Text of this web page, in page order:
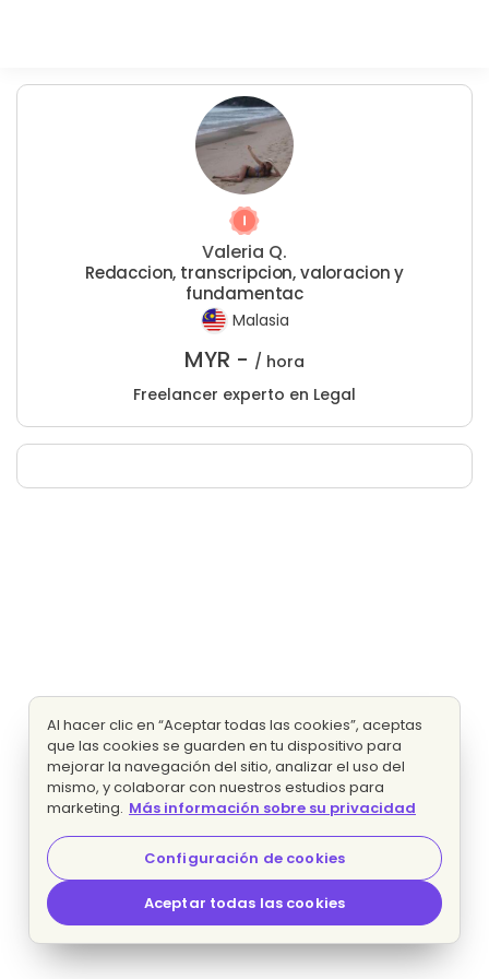
Valeria Q.
Redaccion, transcripcion, valoracion y
fundamentac
Malasia
MYR - / hora
Freelancer experto en Legal
Al hacer clic en “Aceptar todas las cookies”, aceptas
que las cookies se guarden en tu dispositivo para
mejorar la navegación del sitio, analizar el uso del
mismo, y colaborar con nuestros estudios para
marketing. Más información sobre su privacidad
Configuración de cookies
Aceptar todas las cookies